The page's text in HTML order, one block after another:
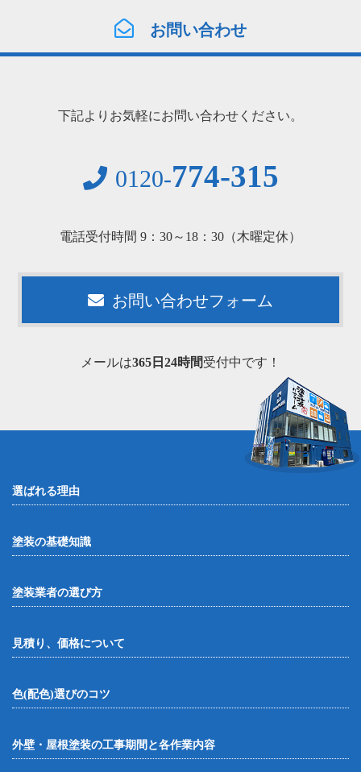
お問い合わせ
下記よりお気軽にお問い合わせください。
0120-774-315
電話受付時間 9：30～18：30（木曜定休）
お問い合わせフォーム
メールは365日24時間受付中です！
選ばれる理由
塗装の基礎知識
塗装業者の選び方
見積り、価格について
色(配色)選びのコツ
外壁・屋根塗装の工事期間と各作業内容